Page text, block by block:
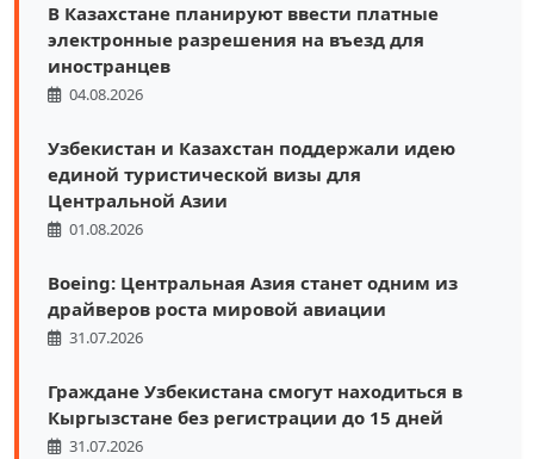
В Казахстане планируют ввести платные
электронные разрешения на въезд для
иностранцев
04.08.2026
Узбекистан и Казахстан поддержали идею
единой туристической визы для
Центральной Азии
01.08.2026
Boeing: Центральная Азия станет одним из
драйверов роста мировой авиации
31.07.2026
Граждане Узбекистана смогут находиться в
Кыргызстане без регистрации до 15 дней
31.07.2026